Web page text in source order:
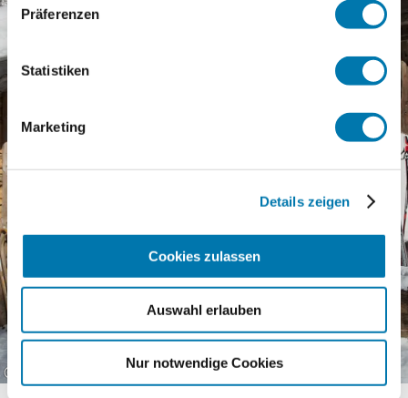
Präferenzen
Statistiken
Marketing
Details zeigen
Cookies zulassen
Auswahl erlauben
Nur notwendige Cookies
©